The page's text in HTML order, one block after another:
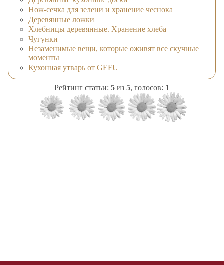
Нож-сечка для зелени и хранение чеснока
Деревянные ложки
Хлебницы деревянные. Хранение хлеба
Чугунки
Незаменимые вещи, которые оживят все скучные
моменты
Кухонная утварь от GEFU
Рейтинг статьи: 5 из 5, голосов: 1